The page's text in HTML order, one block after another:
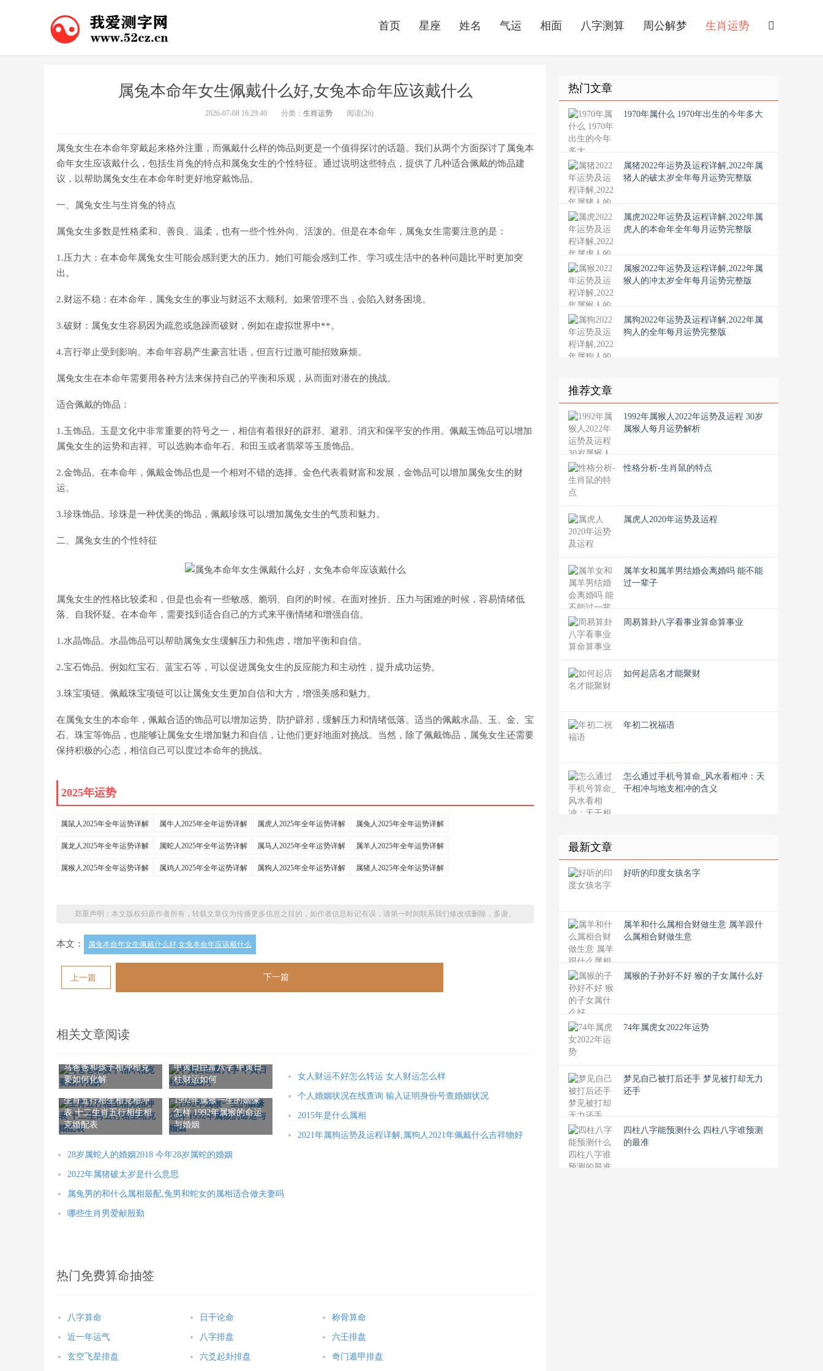
首页 星座 姓名 气运 相面 八字测算 周公解梦 生肖运势
属兔本命年女生佩戴什么好,女兔本命年应该戴什么
2026-07-08 16:29:40 分类： 生肖运势 阅读(26)
属兔女生在本命年穿戴起来格外注重，而佩戴什么样的饰品则更是一个值得探讨的话题。我们从两个方面探讨了属兔本
命年女生应该戴什么，包括生肖兔的特点和属兔女生的个性特征。通过说明这些特点，提供了几种适合佩戴的饰品建
议，以帮助属兔女生在本命年时更好地穿戴饰品。
一、属兔女生与生肖兔的特点
属兔女生多数是性格柔和、善良、温柔，也有一些个性外向、活泼的。但是在本命年，属兔女生需要注意的是：
1.压力大：在本命年属兔女生可能会感到更大的压力。她们可能会感到工作、学习或生活中的各种问题比平时更加突
出。
2.财运不稳：在本命年，属兔女生的事业与财运不太顺利。如果管理不当，会陷入财务困境。
3.破财：属兔女生容易因为疏忽或急躁而破财，例如在虚拟世界中**。
4.言行举止受到影响。本命年容易产生豪言壮语，但言行过激可能招致麻烦。
属兔女生在本命年需要用各种方法来保持自己的平衡和乐观，从而面对潜在的挑战。
适合佩戴的饰品：
1.玉饰品。玉是文化中非常重要的符号之一，相信有着很好的辟邪、避邪、消灾和保平安的作用。佩戴玉饰品可以增加
属兔女生的运势和吉祥。可以选购本命年石、和田玉或者翡翠等玉质饰品。
2.金饰品。在本命年，佩戴金饰品也是一个相对不错的选择。金色代表着财富和发展，金饰品可以增加属兔女生的财
运。
3.珍珠饰品。珍珠是一种优美的饰品，佩戴珍珠可以增加属兔女生的气质和魅力。
二、属兔女生的个性特征
属兔女生的性格比较柔和，但是也会有一些敏感、脆弱、自闭的时候。在面对挫折、压力与困难的时候，容易情绪低
落、自我怀疑。在本命年，需要找到适合自己的方式来平衡情绪和增强自信。
1.水晶饰品。水晶饰品可以帮助属兔女生缓解压力和焦虑，增加平衡和自信。
2.宝石饰品。例如红宝石、蓝宝石等，可以促进属兔女生的反应能力和主动性，提升成功运势。
3.珠宝项链。佩戴珠宝项链可以让属兔女生更加自信和大方，增强美感和魅力。
在属兔女生的本命年，佩戴合适的饰品可以增加运势、防护辟邪，缓解压力和情绪低落。适当的佩戴水晶、玉、金、宝
石、珠宝等饰品，也能够让属兔女生增加魅力和自信，让他们更好地面对挑战。当然，除了佩戴饰品，属兔女生还需要
保持积极的心态，相信自己可以度过本命年的挑战。
2025年运势
属鼠人2025年全年运势详解 属牛人2025年全年运势详解 属虎人2025年全年运势详解 属兔人2025年全年运势详解
属龙人2025年全年运势详解 属蛇人2025年全年运势详解 属马人2025年全年运势详解 属羊人2025年全年运势详解
属猴人2025年全年运势详解 属鸡人2025年全年运势详解 属狗人2025年全年运势详解 属猪人2025年全年运势详解
郑重声明：本文版权归原作者所有，转载文章仅为传播更多信息之目的，如作者信息标记有误，请第一时间联系我们修改或删除，多谢。
本文： 属兔本命年女生佩戴什么好,女兔本命年应该戴什么
上一篇 下一篇
相关文章阅读
马爸爸和孩子相冲相克
要如何化解
甲寅日巨富八字 甲寅日
柱财运如何
生肖五行相生相克相冲
表 十二生肖五行相生相
克婚配表
1992年属猴一生的姻缘
怎样 1992年属猴的命运
与婚姻
女人财运不好怎么转运 女人财运怎么样
个人婚姻状况在线查询 输入证明身份号查婚姻状况
2015年是什么属相
2021年属狗运势及运程详解,属狗人2021年佩戴什么吉祥物好
28岁属蛇人的婚姻2018 今年28岁属蛇的婚姻
2022年属猪破太岁是什么意思
属兔男的和什么属相最配,兔男和蛇女的属相适合做夫妻吗
哪些生肖男爱献殷勤
热门免费算命抽签
八字算命 日干论命 称骨算命
近一年运气 八字排盘 六壬排盘
玄空飞星排盘 六爻起卦排盘 奇门遁甲排盘
热门文章
1970年属什么 1970年出生的今年多大
属猪2022年运势及运程详解,2022年属
猪人的破太岁全年每月运势完整版
属虎2022年运势及运程详解,2022年属
虎人的本命年全年每月运势完整版
属猴2022年运势及运程详解,2022年属
猴人的冲太岁全年每月运势完整版
属狗2022年运势及运程详解,2022年属
狗人的全年每月运势完整版
推荐文章
1992年属猴人2022年运势及运程 30岁
属猴人每月运势解析
性格分析-生肖鼠的特点
属虎人2020年运势及运程
属羊女和属羊男结婚会离婚吗 能不能
过一辈子
周易算卦八字看事业算命算事业
如何起店名才能聚财
年初二祝福语
怎么通过手机号算命_风水看相冲：天
干相冲与地支相冲的含义
最新文章
好听的印度女孩名字
属羊和什么属相合财做生意 属羊跟什
么属相合财做生意
属猴的子孙好不好 猴的子女属什么好
74年属虎女2022年运势
梦见自己被打后还手 梦见被打却无力
还手
四柱八字能预测什么 四柱八字谁预测
的最准